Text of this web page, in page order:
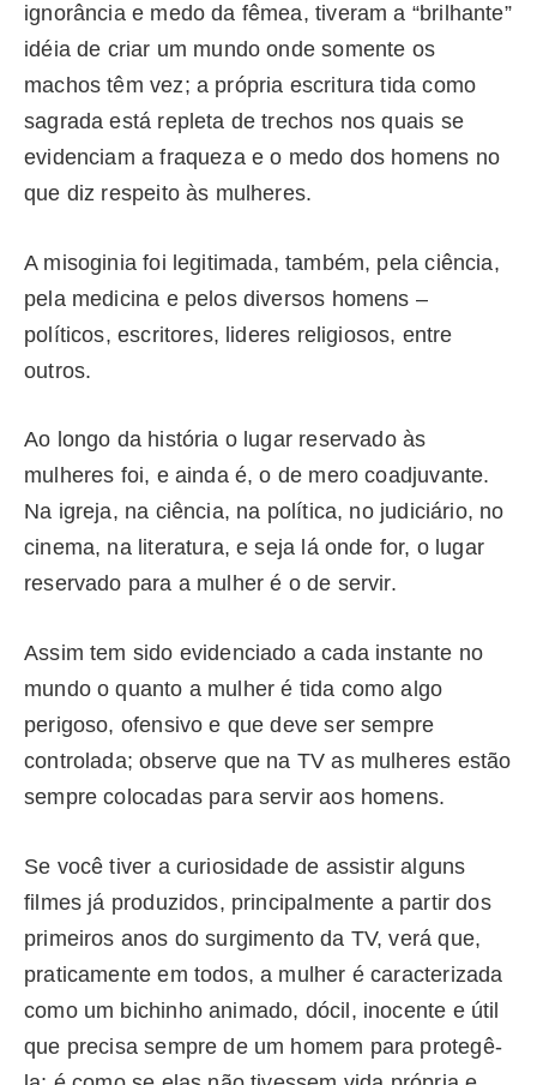
ignorância e medo da fêmea, tiveram a “brilhante”
idéia de criar um mundo onde somente os
machos têm vez; a própria escritura tida como
sagrada está repleta de trechos nos quais se
evidenciam a fraqueza e o medo dos homens no
que diz respeito às mulheres.
A misoginia foi legitimada, também, pela ciência,
pela medicina e pelos diversos homens –
políticos, escritores, lideres religiosos, entre
outros.
Ao longo da história o lugar reservado às
mulheres foi, e ainda é, o de mero coadjuvante.
Na igreja, na ciência, na política, no judiciário, no
cinema, na literatura, e seja lá onde for, o lugar
reservado para a mulher é o de servir.
Assim tem sido evidenciado a cada instante no
mundo o quanto a mulher é tida como algo
perigoso, ofensivo e que deve ser sempre
controlada; observe que na TV as mulheres estão
sempre colocadas para servir aos homens.
Se você tiver a curiosidade de assistir alguns
filmes já produzidos, principalmente a partir dos
primeiros anos do surgimento da TV, verá que,
praticamente em todos, a mulher é caracterizada
como um bichinho animado, dócil, inocente e útil
que precisa sempre de um homem para protegê-